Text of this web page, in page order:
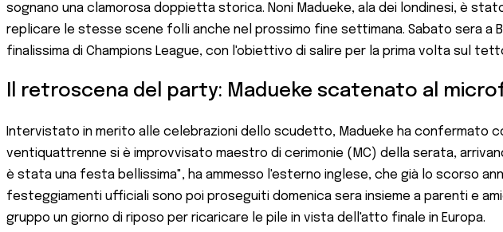
sognano una clamorosa doppietta storica. Noni Madueke, ala dei londinesi, è
replicare le stesse scene folli anche nel prossimo fine settimana. Sabato sera a
finalissima di Champions League, con l'obiettivo di salire per la prima volta sul
Il retroscena del party: Madueke scatenato al
Intervistato in merito alle celebrazioni dello scudetto, Madueke ha confermato
ventiquattrenne si è improvvisato maestro di cerimonie (MC) della serata,
è stata una festa bellissima", ha ammesso l'esterno inglese, che già lo scorso
festeggiamenti ufficiali sono poi proseguiti domenica sera insieme a parenti e
gruppo un giorno di riposo per ricaricare le pile in vista dell'atto finale in Europa.